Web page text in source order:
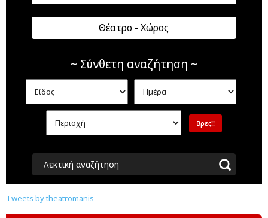
Θέατρο - Χώρος
~ Σύνθετη αναζήτηση ~
Λεκτική αναζήτηση
Tweets by theatromanis